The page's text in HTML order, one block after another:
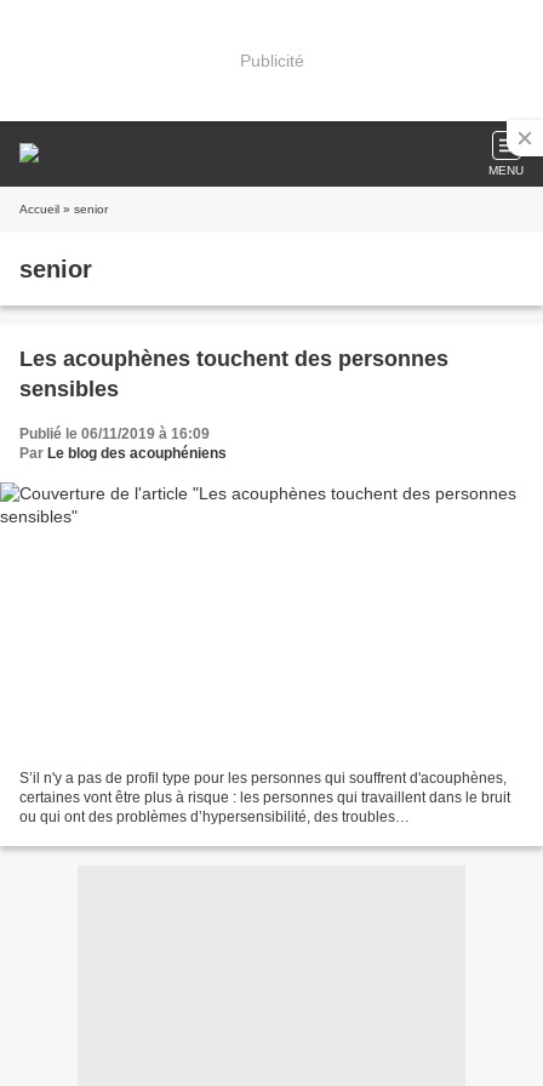
Publicité
MENU
Accueil » senior
senior
Les acouphènes touchent des personnes
sensibles
Publié le 06/11/2019 à 16:09
Par Le blog des acouphéniens
S’il n'y a pas de profil type pour les personnes qui souffrent d'acouphènes,
certaines vont être plus à risque : les personnes qui travaillent dans le bruit
ou qui ont des problèmes d’hypersensibilité, des troubles